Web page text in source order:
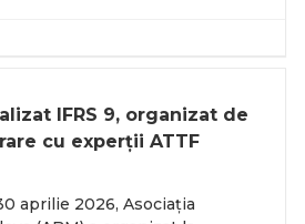
IFRS 9, organizat de
cu experții ATTF
aprilie 2026, Asociația